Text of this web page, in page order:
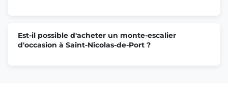
Est-il possible d'acheter un monte-escalier
d'occasion à Saint-Nicolas-de-Port ?